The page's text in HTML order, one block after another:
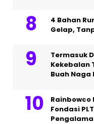
4 Bahan
Gelap,
Termasuk
Kekebalan
Buah
Fondasi